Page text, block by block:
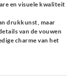
en visuele kwaliteit
drukkunst, maar
van de vouwen
charme van het